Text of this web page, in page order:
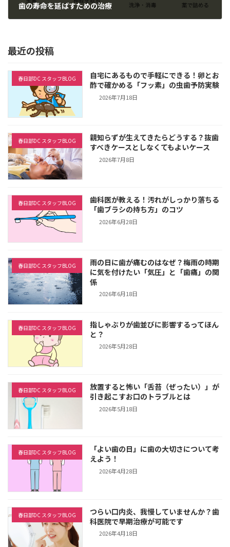
歯の寿命を延ばすための治療
最近の投稿
春日部DC スタッフBLOG
自宅にあるもので手軽にできる！卵とお
酢で確かめる「フッ素」の虫歯予防実験
2026年7月18日
春日部DC スタッフBLOG
親知らずが生えてきたらどうする？抜歯
すべきケースとしなくてもよいケース
2026年7月8日
春日部DC スタッフBLOG
歯科医が教える！汚れがしっかり落ちる
「歯ブラシの持ち方」のコツ
2026年6月28日
春日部DC スタッフBLOG
雨の日に歯が痛むのはなぜ？梅雨の時期
に気を付けたい「気圧」と「歯痛」の関
係
2026年6月18日
春日部DC スタッフBLOG
指しゃぶりが歯並びに影響するってほん
と？
2026年5月28日
春日部DC スタッフBLOG
放置すると怖い「舌苔（ぜったい）」が
引き起こすお口のトラブルとは
2026年5月18日
春日部DC スタッフBLOG
「よい歯の日」に歯の大切さについて考
えよう！
2026年4月28日
春日部DC スタッフBLOG
つらい口内炎、我慢していませんか？歯
科医院で早期治療が可能です
2026年4月18日